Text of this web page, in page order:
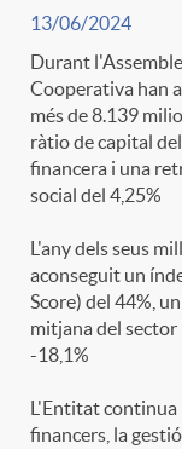
13/06/2024
Durant
Cooperativa han
més de 8.139
ràtio de capital
financera i una
social del 4,25%
L'any dels seus
aconseguit un
Score) del 44%,
mitjana del sector
-18,1%
L'Entitat
financers, la